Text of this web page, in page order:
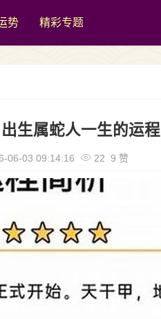
势 精彩专题
生属蛇人一生的运程
06-03 09:14:16 22 9 赞